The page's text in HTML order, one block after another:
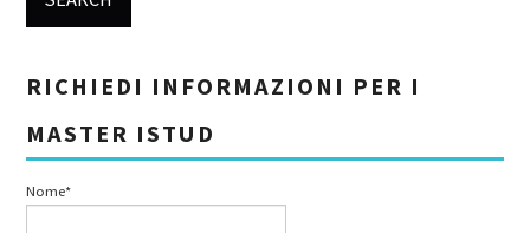
RICHIEDI INFORMAZIONI PER I
MASTER ISTUD
Nome*